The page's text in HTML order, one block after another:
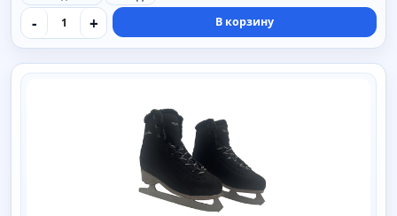
- + В корзину
SAIMAA